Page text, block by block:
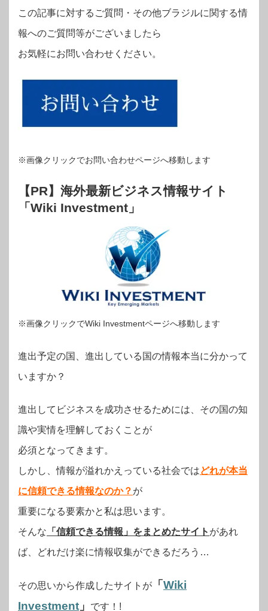
この記事に対するご質問・その他ブラジルに関する情
報へのご質問等がございましたら
お気軽にお問い合わせください。
※画像クリックでお問い合わせページへ移動します
【PR】海外最新ビジネス情報サイト
「Wiki Investment」
※画像クリックでWiki Investmentページへ移動します
進出予定の国、進出している国の情報本当に分かって
いますか？
進出してビジネスを成功させるためには、その国の知
識や実情を理解しておくことが
必須となってきます。
しかし、情報が溢れかえっている社会ではどれが本当
に信頼できる情報なのか？ が
重要になる要素かと私は思います。
そんな 「信頼できる情報」をまとめたサイト があれ
ば、どれだけ楽に情報収集ができるだろう…
その思いから作成したサイトが 「 Wiki
Investment 」 です！!